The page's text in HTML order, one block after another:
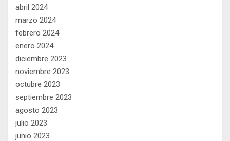
abril 2024
marzo 2024
febrero 2024
enero 2024
diciembre 2023
noviembre 2023
octubre 2023
septiembre 2023
agosto 2023
julio 2023
junio 2023